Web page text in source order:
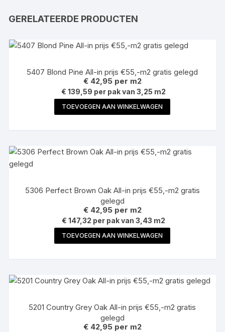
GERELATEERDE PRODUCTEN
5407 Blond Pine All-in prijs €55,-m2 gratis gelegd
€42,95per m2
€ 139,59 per pak van 3,25 m2
TOEVOEGEN AAN WINKELWAGEN
5306 Perfect Brown Oak All-in prijs €55,-m2 gratis
gelegd
€42,95per m2
€ 147,32 per pak van 3,43 m2
TOEVOEGEN AAN WINKELWAGEN
5201 Country Grey Oak All-in prijs €55,-m2 gratis
gelegd
€42,95per m2